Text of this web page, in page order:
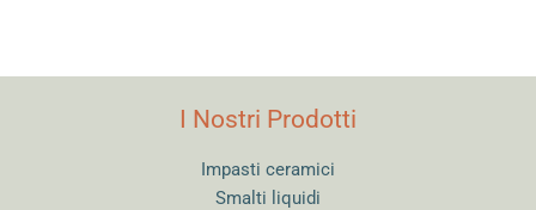
I Nostri Prodotti
Impasti ceramici
Smalti liquidi